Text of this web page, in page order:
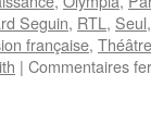
Seguin, RTL , Seul
française,
| Commentaires